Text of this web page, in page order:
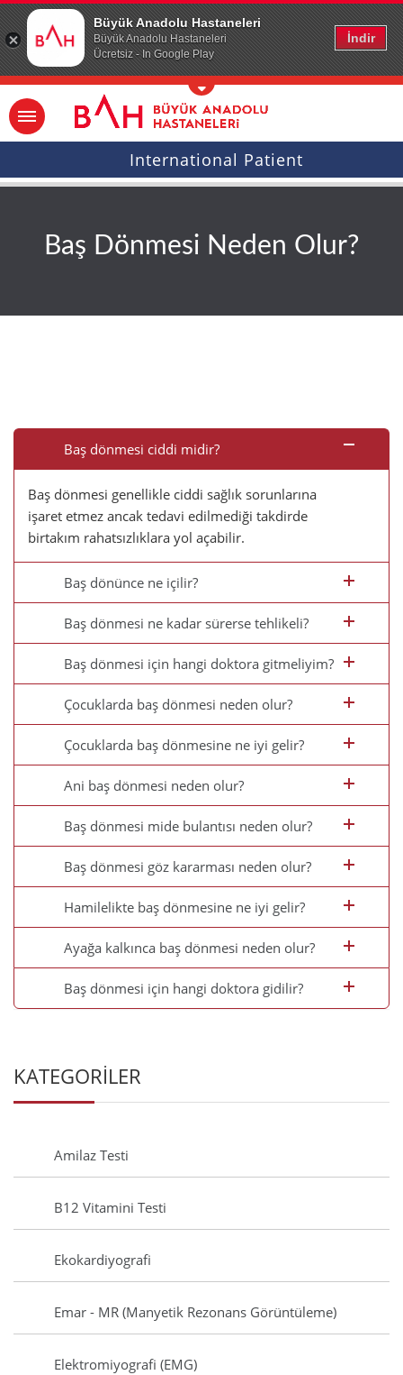
Büyük Anadolu Hastaneleri
Büyük Anadolu Hastaneleri
Ücretsiz - In Google Play
İndir
Ana icerige atla
International Patient
Baş Dönmesi Neden Olur?
Baş dönmesi ciddi midir?
Baş dönmesi genellikle ciddi sağlık sorunlarına
işaret etmez ancak tedavi edilmediği takdirde
birtakım rahatsızlıklara yol açabilir.
Baş dönünce ne içilir?
Baş dönmesi ne kadar sürerse tehlikeli?
Baş dönmesi için hangi doktora gitmeliyim?
Çocuklarda baş dönmesi neden olur?
Çocuklarda baş dönmesine ne iyi gelir?
Ani baş dönmesi neden olur?
Baş dönmesi mide bulantısı neden olur?
Baş dönmesi göz kararması neden olur?
Hamilelikte baş dönmesine ne iyi gelir?
Ayağa kalkınca baş dönmesi neden olur?
Baş dönmesi için hangi doktora gidilir?
KATEGORİLER
Amilaz Testi
B12 Vitamini Testi
Ekokardiyografi
Emar - MR (Manyetik Rezonans Görüntüleme)
Elektromiyografi (EMG)